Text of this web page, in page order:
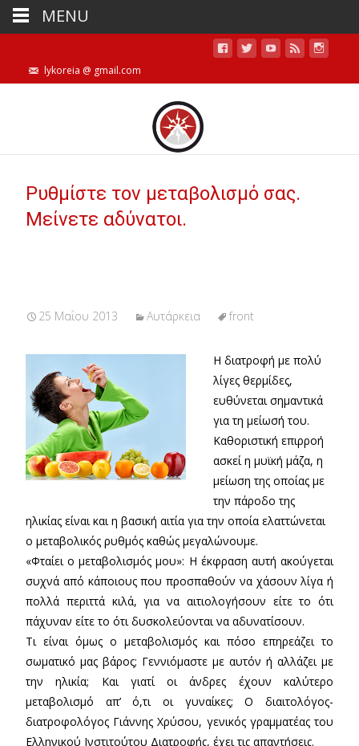
lykoreia @ gmail.com
Ρυθμίστε τον μεταβολισμό σας.
Μείνετε αδύνατοι.
25 Μαΐου 2013 Αυτάρκεια front
Η διατροφή με πολύ
λίγες θερμίδες,
ευθύνεται σημαντικά
για τη μείωσή του.
Καθοριστική επιρροή
ασκεί η μυϊκή μάζα, η
μείωση της οποίας με
την πάροδο της
ηλικίας είναι και η βασική αιτία για την οποία ελαττώνεται
ο μεταβολικός ρυθμός καθώς μεγαλώνουμε.
«Φταίει ο μεταβολισμός μου»: Η έκφραση αυτή ακούγεται
συχνά από κάποιους που προσπαθούν να χάσουν λίγα ή
πολλά περιττά κιλά, για να αιτιολογήσουν είτε το ότι
πάχυναν είτε το ότι δυσκολεύονται να αδυνατίσουν.
Τι είναι όμως ο μεταβολισμός και πόσο επηρεάζει το
σωματικό μας βάρος; Γεννιόμαστε με αυτόν ή αλλάζει με
την ηλικία; Και γιατί οι άνδρες έχουν καλύτερο
μεταβολισμό απ’ ό,τι οι γυναίκες; Ο διαιτολόγος-
διατροφολόγος Γιάννης Χρύσου, γενικός γραμματέας του
Ελληνικού Ινστιτούτου Διατροφής, έχει τις απαντήσεις.
MENU